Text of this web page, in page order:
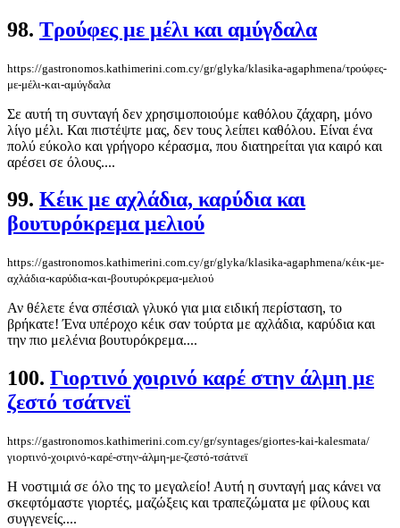
98. Τρούφες με μέλι και αμύγδαλα
https://gastronomos.kathimerini.com.cy/gr/glyka/klasika-agaphmena/τρούφες-
με-μέλι-και-αμύγδαλα
Σε αυτή τη συνταγή δεν χρησιμοποιούμε καθόλου ζάχαρη, μόνο
λίγο μέλι. Και πιστέψτε μας, δεν τους λείπει καθόλου. Είναι ένα
πολύ εύκολο και γρήγορο κέρασμα, που διατηρείται για καιρό και
αρέσει σε όλους....
99. Κέικ με αχλάδια, καρύδια και
βουτυρόκρεμα μελιού
https://gastronomos.kathimerini.com.cy/gr/glyka/klasika-agaphmena/κέικ-με-
αχλάδια-καρύδια-και-βουτυρόκρεμα-μελιού
Αν θέλετε ένα σπέσιαλ γλυκό για μια ειδική περίσταση, το
βρήκατε! Ένα υπέροχο κέικ σαν τούρτα με αχλάδια, καρύδια και
την πιο μελένια βουτυρόκρεμα....
100. Γιορτινό χοιρινό καρέ στην άλμη με
ζεστό τσάτνεϊ
https://gastronomos.kathimerini.com.cy/gr/syntages/giortes-kai-kalesmata/
γιορτινό-χοιρινό-καρέ-στην-άλμη-με-ζεστό-τσάτνεϊ
Η νοστιμιά σε όλο της το μεγαλείο! Αυτή η συνταγή μας κάνει να
σκεφτόμαστε γιορτές, μαζώξεις και τραπεζώματα με φίλους και
συγγενείς....